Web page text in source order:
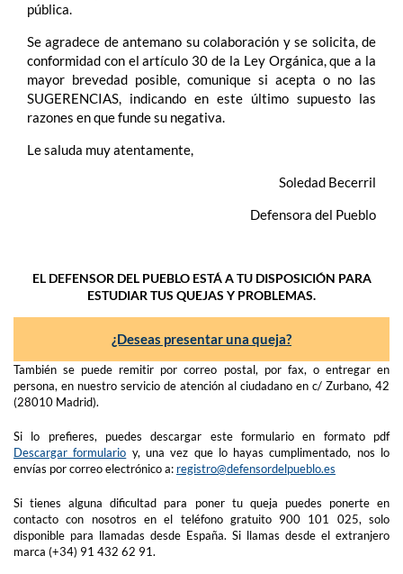
pública.
Se agradece de antemano su colaboración y se solicita, de
conformidad con el artículo 30 de la Ley Orgánica, que a la
mayor brevedad posible, comunique si acepta o no las
SUGERENCIAS, indicando en este último supuesto las
razones en que funde su negativa.
Le saluda muy atentamente,
Soledad Becerril
Defensora del Pueblo
EL DEFENSOR DEL PUEBLO ESTÁ A TU DISPOSICIÓN PARA
ESTUDIAR TUS QUEJAS Y PROBLEMAS.
¿Deseas presentar una queja?
También se puede remitir por correo postal, por fax, o entregar en
persona, en nuestro servicio de atención al ciudadano en c/ Zurbano, 42
(28010 Madrid).
Si lo prefieres, puedes descargar este formulario en formato pdf
Descargar formulario y, una vez que lo hayas cumplimentado, nos lo
envías por correo electrónico a: registro@defensordelpueblo.es
Si tienes alguna dificultad para poner tu queja puedes ponerte en
contacto con nosotros en el teléfono gratuito 900 101 025, solo
disponible para llamadas desde España. Si llamas desde el extranjero
marca (+34) 91 432 62 91.